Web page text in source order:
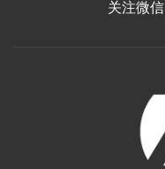
关注微信